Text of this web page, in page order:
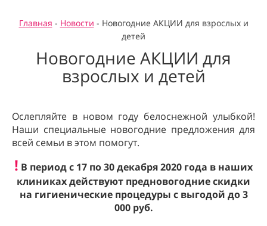
Главная - Новости - Новогодние АКЦИИ для взрослых и
детей
Новогодние АКЦИИ для
взрослых и детей
Ослепляйте в новом году белоснежной улыбкой!
Наши специальные новогодние предложения для
всей семьи в этом помогут.
! В период с 17 по 30 декабря 2020 года в наших
клиниках действуют предновогодние скидки
на гигиенические процедуры с выгодой до 3
000 руб.